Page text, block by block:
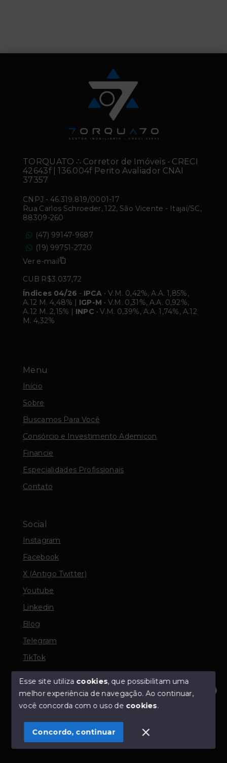
Olá! Estamos disponíveis para te ajudar.
Menu
Início
Sobre
Buscamos Para Você
Consórcio e Investimento Ademicon
Financie
Especialidades Profissionais
Contato
Social
Instagram
Facebook
X (Antigo Twitter)
Youtube
Linkedin
Blog
Telegram
TikTok
© Copyright 2026 - TORQUATO ∴ Corretor de Imóveis
- CRECI 42643f | 136.004f Perito Avaliador CNAI 37357
SITE PARA IMOBILIARIA
TORQUATO ∴ Corretor de Imóveis - CRECI
42643f | 136.004f Perito Avaliador CNAI
37357
CNPJ - 46.319.819/0001-17
Rua Carlos Schroeder, 122, São Vicente - Itajaí/SC,
88309-260
(47) 99147-9687
(19) 99751-2720
Ver e-mail
CUB R$3.037,72
Índices 04/26 - IPCA • V.M. 0,42%, A.A. 1,85%,
A.12 M. 4,48% | IGP-M • V.M. 0,31%, A.A. 0,92%,
A.12 M. 2,15% | INPC • V.M. 0,39%, A.A. 1,74%, A.12
M. 4,32%
Esse site utiliza cookies, que possibilitam uma
melhor experiência de navegação.Ao continuar,
você concorda com o uso de cookies.
Concordo, continuar